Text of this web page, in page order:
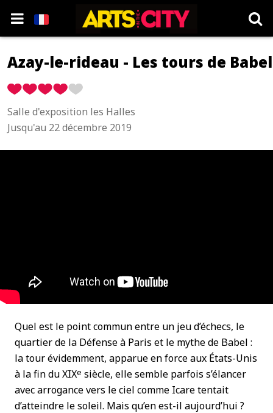
Azay-le-rideau - Les tours de Babel
Salle d'exposition les Halles
Jusqu'au 22 décembre 2019
Quel est le point commun entre un jeu d’échecs, le
quartier de la Défense à Paris et le mythe de Babel :
la tour évidemment, apparue en force aux États-Unis
à la fin du XIXe siècle, elle semble parfois s’élancer
avec arrogance vers le ciel comme Icare tentait
d’atteindre le soleil. Mais qu’en est-il aujourd’hui ?